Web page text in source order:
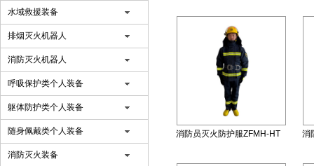
水域救援装备
排烟灭火机器人
消防灭火机器人
呼吸保护类个人装备
躯体防护类个人装备
随身佩戴类个人装备
消防灭火装备
消防员灭火防护服ZFMH-HT
消